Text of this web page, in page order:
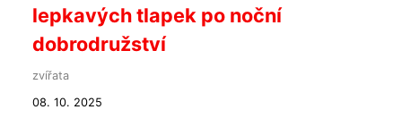
lepkavých tlapek po noční
dobrodružství
zvířata
08. 10. 2025